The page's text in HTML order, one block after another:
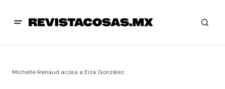
Michelle Renaud acosa a Eiza González